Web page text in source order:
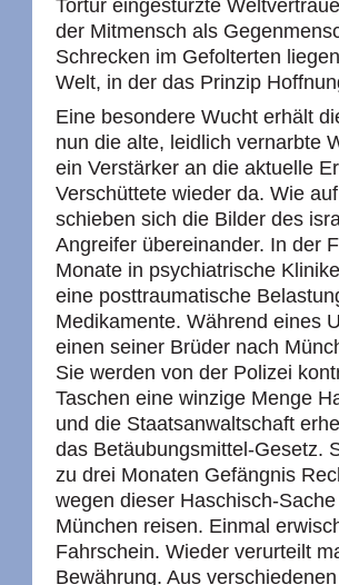
Tortur eingestürzte
der Mitmensch als
Schrecken im Gefolterten
Welt, in der das Prinzip
Eine besondere Wucht erhält
nun die alte, leidlich vernarbte
ein Verstärker an die aktuelle
Verschüttete wieder da. Wie
schieben sich die Bilder des
Angreifer übereinander. In der
Monate in psychiatrische
eine posttraumatische
Medikamente. Während eines
einen seiner Brüder nach
Sie werden von der Polizei
Taschen eine winzige Menge
und die Staatsanwaltschaft
das Betäubungsmittel-Gesetz.
zu drei Monaten Gefängnis
wegen dieser Haschisch-
München reisen. Einmal
Fahrschein. Wieder verurteilt
Bewährung. Aus